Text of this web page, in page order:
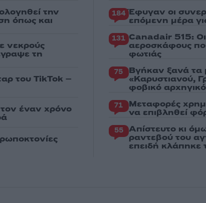
την
όπως και
νεκρούς
τη
του TikTok –
έναν χρόνο
184 Έφυγαν οι
επόμενη μέρα
131 Canadair 515:
αεροσκάφους
φωτιάς
75 Βγήκαν ξανά τα
«Καρυστιανού,
φοβικό
71 Μεταφορές
να επιβληθεί
55 Απίστευτο κι
ραντεβού του
επειδή κλάπηκε